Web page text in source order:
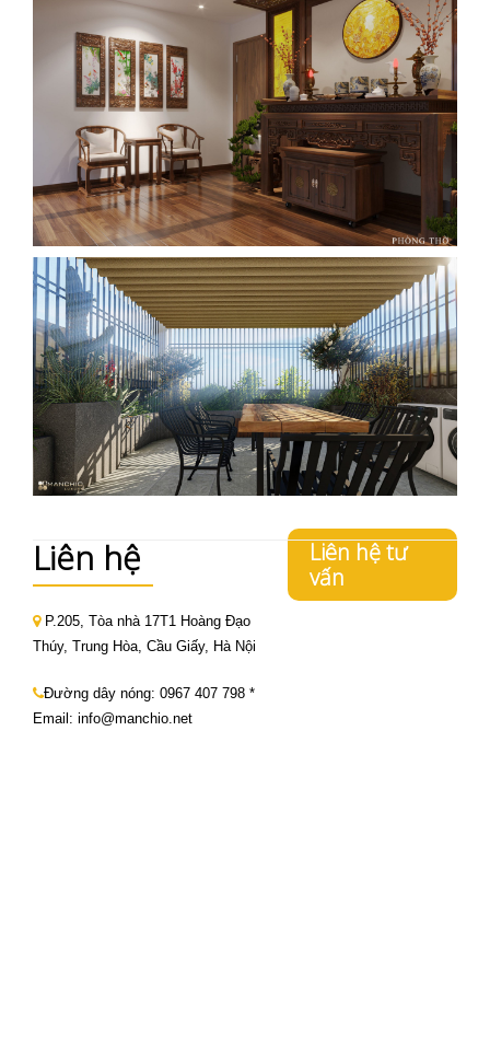
Liên hệ
P.205, Tòa nhà 17T1 Hoàng Đạo
Thúy, Trung Hòa, Cầu Giấy, Hà Nội
Đường dây nóng: 0967 407 798 *
Email: info@manchio.net
Liên hệ tư
vấn